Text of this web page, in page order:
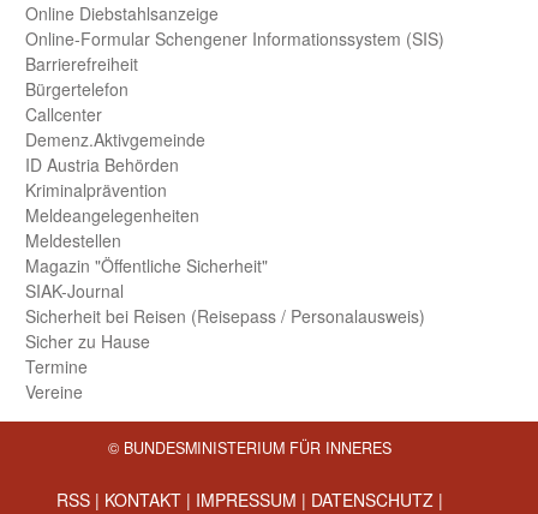
Online Diebstahls­anzeige
Online-Formular Schengener Informationssystem (SIS)
Barriere­freiheit
Bürger­telefon
Call­center
Demenz.Aktiv­gemeinde
ID Austria Behörden
Kriminal­prävention
Melde­an­ge­le­gen­heiten
Meld­estellen
Magazin "Öffentliche Sicherheit"
SIAK-Journal
Sicherheit bei Reisen (Reise­pass / Personal­ausweis)
Sicher zu Hause
Termine
Vereine
© BUNDESMINISTERIUM FÜR INNERES
RSS | KONTAKT | IMPRESSUM | DATENSCHUTZ |